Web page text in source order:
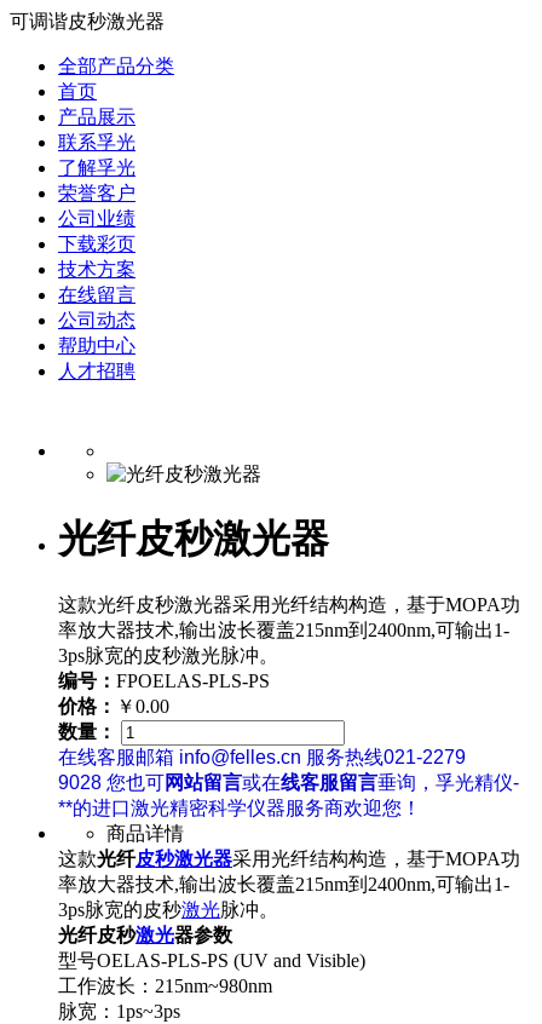
可调谐皮秒激光器
全部产品分类
首页
产品展示
联系孚光
了解孚光
荣誉客户
公司业绩
下载彩页
技术方案
在线留言
公司动态
帮助中心
人才招聘
光纤皮秒激光器
这款光纤皮秒激光器采用光纤结构构造，基于MOPA功
率放大器技术,输出波长覆盖215nm到2400nm,可输出1-
3ps脉宽的皮秒激光脉冲。
编号： FPOELAS-PLS-PS
价格： ￥0.00
数量：
在线客服邮箱 info@felles.cn 服务热线021-2279
9028 您也可网站留言或在线客服留言垂询，孚光精仪-
**的进口激光精密科学仪器服务商欢迎您！
商品详情
这款光纤皮秒激光器采用光纤结构构造，基于MOPA功
率放大器技术,输出波长覆盖215nm到2400nm,可输出1-
3ps脉宽的皮秒激光脉冲。
光纤皮秒激光器参数
型号OELAS-PLS-PS (UV and Visible)
工作波长：215nm~980nm
脉宽：1ps~3ps